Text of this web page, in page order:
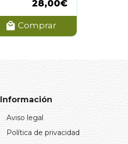
28,00€
Comprar
Información
Aviso legal
Política de privacidad